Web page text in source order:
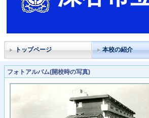
トップページ 本校の紹介
フォトアルバム(開校時の写真)